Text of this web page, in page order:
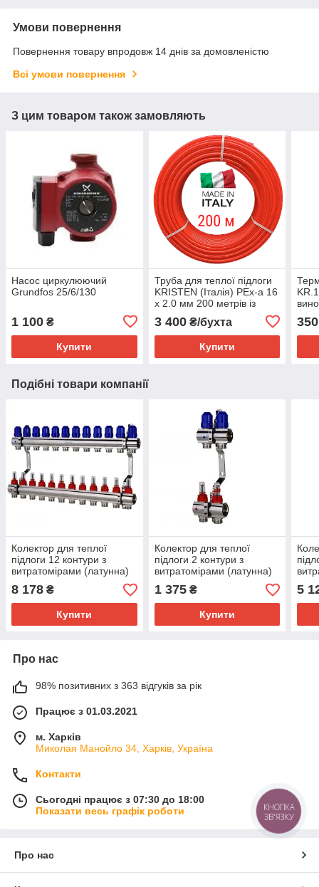
Умови повернення
Повернення товару впродовж 14 днів за домовленістю
Всі умови повернення
З цим товаром також замовляють
Насос циркулюючий
Grundfos 25/6/130
1 100 ₴
Купити
Труба для теплої підлоги
KRISTEN (Італія) PEx-a 16
х 2.0 мм 200 метрів із
3 400₴/бухта
Купити
350
Подібні товари компанії
Колектор для теплої
підлоги 12 контури з
витратомірами (латунна)
Чехія
8 178 ₴
Купити
Колектор для теплої
підлоги 2 контури з
витратомірами (латунна)
Чехія
1 375₴
Купити
5
Про нас
98% позитивних з 363 відгуків за рік
Працює з 01.03.2021
м. Харків
Миколая Манойло 34, Харків, Україна
Контакти
Сьогодні працює з 07:30 до 18:00
Показати весь графік роботи
Про нас
КНОПКА
ЗВ'ЯЗКУ